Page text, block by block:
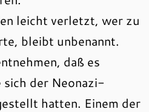
leicht verletzt, wer zu
bleibt unbenannt.
daß es
sich der Neonazi-
hatten. Einem der